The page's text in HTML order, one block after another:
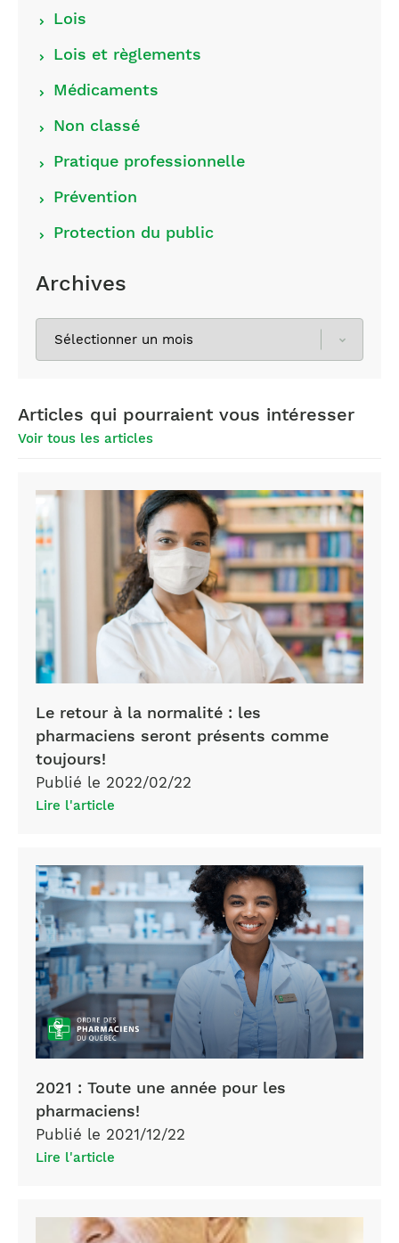
Lois
Lois et règlements
Médicaments
Non classé
Pratique professionnelle
Prévention
Protection du public
Archives
Articles qui pourraient vous intéresser
Voir tous les articles
Le retour à la normalité : les
pharmaciens seront présents comme
toujours!
Publié le 2022/02/22
Lire l'article
2021 : Toute une année pour les
pharmaciens!
Publié le 2021/12/22
Lire l'article